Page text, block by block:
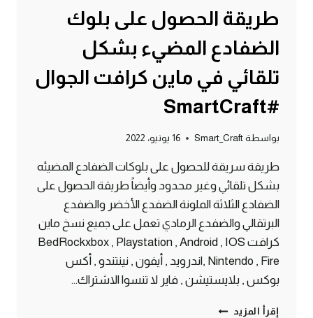
طريقة الحصول على بلوك
الضفادع المضيء بشكل
تلقائي في ماين كرافت الجوال
#SmartCraft
بواسطة Smart_Craft 16 يونيو، 2022
طريقة سريقة للحصول على بلوكات الضفادع المضيئه
بشكل تلقائي وغير محدود وأيضاً طريقة الحصول على
الضفادع الثلاثة الملونة الضفدع الأخضر والضفدع
البرتقالي والضفدع الرمادي تعمل على جميع نسخ ماين
كرافت BedRockxbox , Playstation , Android , IOS
, Nintendo , Fireاندرويد , أيفون , نينتندو , أكس
بوكس , بلايستيشن , فاير لا تنسوا الاشتراك…
إقرأ المزيد طريقة